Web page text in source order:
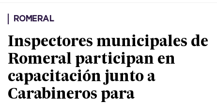
ROMERAL
Inspectores municipales de
Romeral participan en
capacitación junto a
Carabineros para